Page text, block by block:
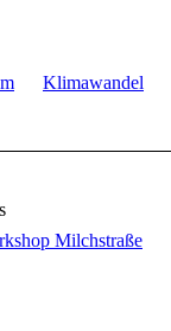
Klimawandel
Milchstraße